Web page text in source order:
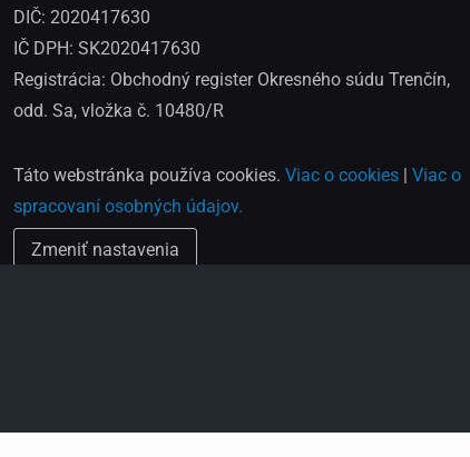
DIČ: 2020417630
IČ DPH: SK2020417630
Registrácia: Obchodný register Okresného súdu Trenčín,
odd. Sa, vložka č. 10480/R
Táto webstránka používa cookies. Viac o cookies | Viac o
spracovaní osobných údajov.
Zmeniť nastavenia
2025 © VIPO a.s.